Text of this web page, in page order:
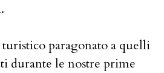
paragonato a quelli
durante le nostre prime